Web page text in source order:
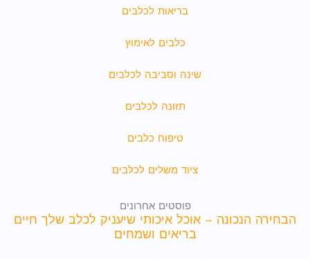
בריאות לכלבים
כלבים לאימוץ
שינה וסביבה לכלבים
תזונה לכלבים
טיפוח כלבים
ציוד משלים לכלבים
פוסטים אחרונים
הבחירה הנכונה – אוכל איכותי שיעניק לכלב שלך חיים
בריאים ושמחים